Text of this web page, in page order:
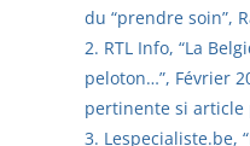
du “prendre soin”,
RTL Info, “La
peloton…”, Février
pertinente si article
Lespecialiste.be,